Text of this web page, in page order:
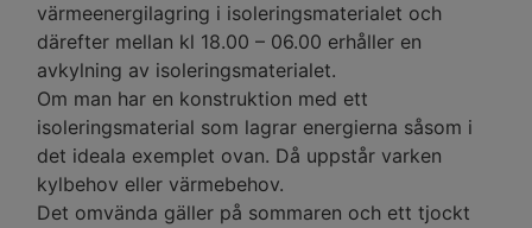
värmeenergilagring i isoleringsmaterialet och
därefter mellan kl 18.00 – 06.00 erhåller en
avkylning av isoleringsmaterialet.
Om man har en konstruktion med ett
isoleringsmaterial som lagrar energierna såsom i
det ideala exemplet ovan. Då uppstår varken
kylbehov eller värmebehov.
Det omvända gäller på sommaren och ett tjockt